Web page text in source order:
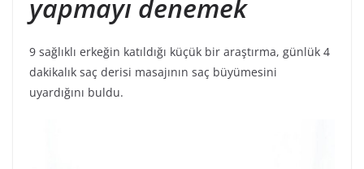
yapmayı denemek
9 sağlıklı erkeğin katıldığı küçük bir araştırma, günlük 4
dakikalık saç derisi masajının saç büyümesini
uyardığını buldu.